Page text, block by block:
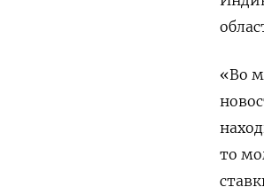
«Во
то